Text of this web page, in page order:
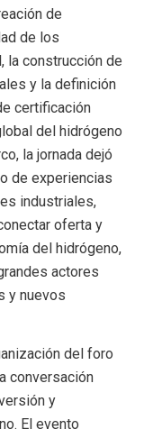
de
de los
la construcción de
y la definición
certificación
del hidrógeno
la jornada dejó
de experiencias
industriales,
oferta y
del hidrógeno,
actores
y nuevos
del foro
conversación
y
El evento